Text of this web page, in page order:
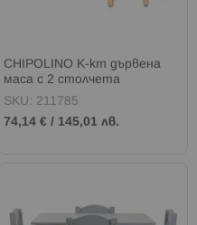
CHIPOLINO К-кт дървена
маса с 2 столчета
ПЕПЕРУДИ
SKU: 211785
74,14 € / 145,01 лв.